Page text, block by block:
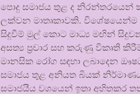
පොදු සමාජය තුළ ද නිරන්තරයෙන්
ලක්වන මාතෘකාවකි. විශේෂයෙන්ම
සිදුවීම් මුල් කොට මාධ්‍ය මඟින්
අසත්‍ය ප්‍රචාර සහ කරුණු විකෘති
මානසික රෝග සඳහා ලබාදෙන
සමාජය තුළ අනියත බියක්
සමාජයීය වශයෙන් ඉතා අහිතකර